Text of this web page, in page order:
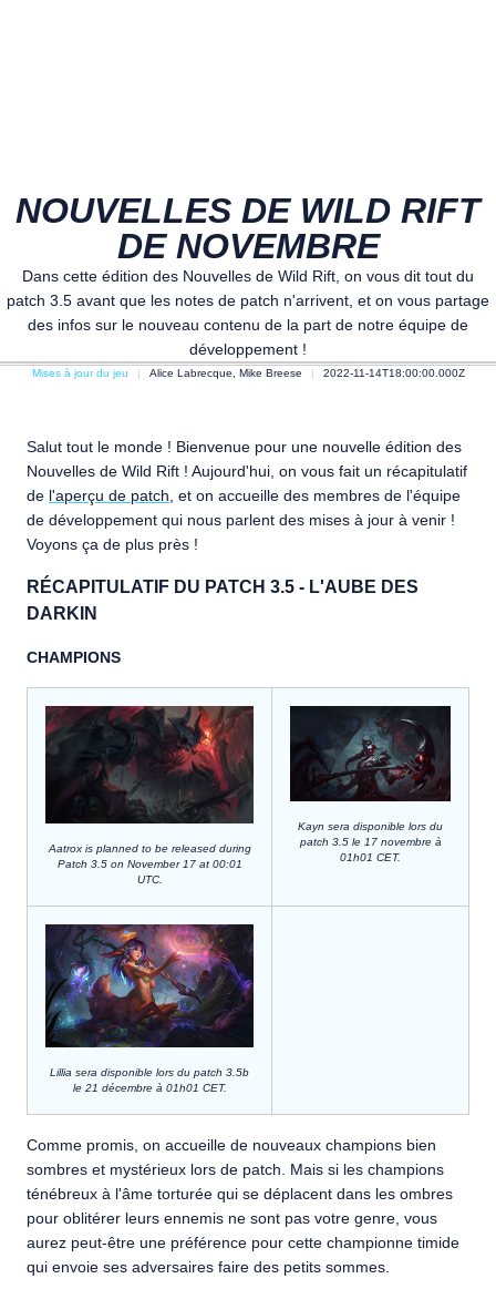
NOUVELLES DE WILD RIFT
DE NOVEMBRE
Dans cette édition des Nouvelles de Wild Rift, on vous dit tout du
patch 3.5 avant que les notes de patch n'arrivent, et on vous partage
des infos sur le nouveau contenu de la part de notre équipe de
développement !
Mises à jour du jeu Alice Labrecque, Mike Breese 2022-11-14T18:00:00.000Z
Salut tout le monde ! Bienvenue pour une nouvelle édition des
Nouvelles de Wild Rift ! Aujourd'hui, on vous fait un récapitulatif
de l'aperçu de patch , et on accueille des membres de l'équipe
de développement qui nous parlent des mises à jour à venir !
Voyons ça de plus près !
RÉCAPITULATIF DU PATCH 3.5 - L'AUBE DES
DARKIN
CHAMPIONS
Aatrox is planned to be released during
Patch 3.5 on November 17 at 00:01
UTC.
Kayn sera disponible lors du
patch 3.5 le 17 novembre à
01h01 CET.
Lillia sera disponible lors du patch 3.5b
le 21 décembre à 01h01 CET.
Comme promis, on accueille de nouveaux champions bien
sombres et mystérieux lors de patch. Mais si les champions
ténébreux à l'âme torturée qui se déplacent dans les ombres
pour oblitérer leurs ennemis ne sont pas votre genre, vous
aurez peut-être une préférence pour cette championne timide
qui envoie ses adversaires faire des petits sommes.